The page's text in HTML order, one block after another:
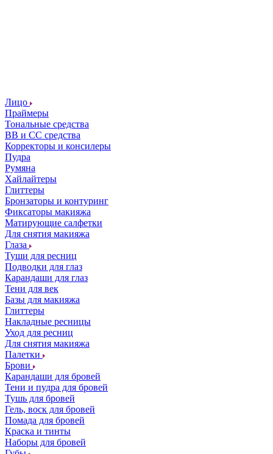
Лицо
Праймеры
Тональные средства
ВВ и СС средства
Корректоры и консилеры
Пудра
Румяна
Хайлайтеры
Глиттеры
Бронзаторы и контуринг
Фиксаторы макияжа
Матирующие салфетки
Для снятия макияжа
Глаза
Туши для ресниц
Подводки для глаз
Карандаши для глаз
Тени для век
Базы для макияжа
Глиттеры
Накладные ресницы
Уход для ресниц
Для снятия макияжа
Палетки
Брови
Карандаши для бровей
Тени и пудра для бровей
Тушь для бровей
Гель, воск для бровей
Помада для бровей
Краска и тинты
Наборы для бровей